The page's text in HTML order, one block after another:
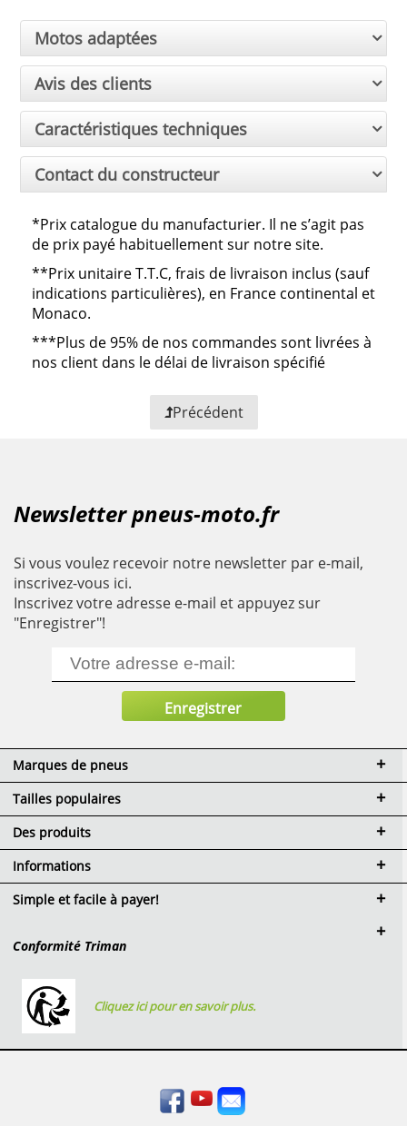
Motos adaptées
Avis des clients
Caractéristiques techniques
Contact du constructeur
*Prix catalogue du manufacturier. Il ne s’agit pas
de prix payé habituellement sur notre site.
**Prix unitaire T.T.C, frais de livraison inclus (sauf
indications particulières), en France continental et
Monaco.
***Plus de 95% de nos commandes sont livrées à
nos client dans le délai de livraison spécifié
Précédent
Newsletter pneus-moto.fr
Si vous voulez recevoir notre newsletter par e-mail,
inscrivez-vous ici.
Inscrivez votre adresse e-mail et appuyez sur
"Enregistrer"!
Marques de pneus
Tailles populaires
Des produits
Informations
Inscription partenaire de
Simple et facile à payer!
Conformité Triman
Cliquez ici pour en savoir plus.